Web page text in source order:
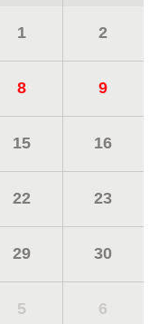
1 2
8 9
15 16
22 23
29 30
5 6